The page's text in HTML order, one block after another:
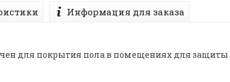
Информация для заказа
для покрытия пола в помещениях для защиты